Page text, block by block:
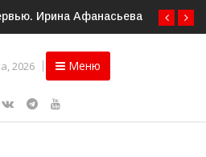
о социальном контракте
2026